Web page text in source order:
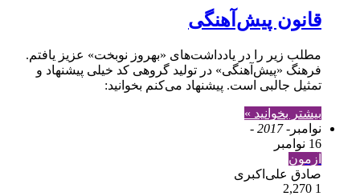
قانون پیش‌آهنگی
مطلب زیر را در یادداشت‌های «بهروز نوبخت» عزیز یافتم.
فرهنگ «پیش‌آهنگی» در تولید گروهی کد خیلی پیشنهاد و
تمثیل جالبی است. پیشنهاد می‌کنم بخوانید:
بیشتر بخوانید »
نوامبر - 2017 -
16 نوامبر
آزمون
صادق علی‌اکبری
1